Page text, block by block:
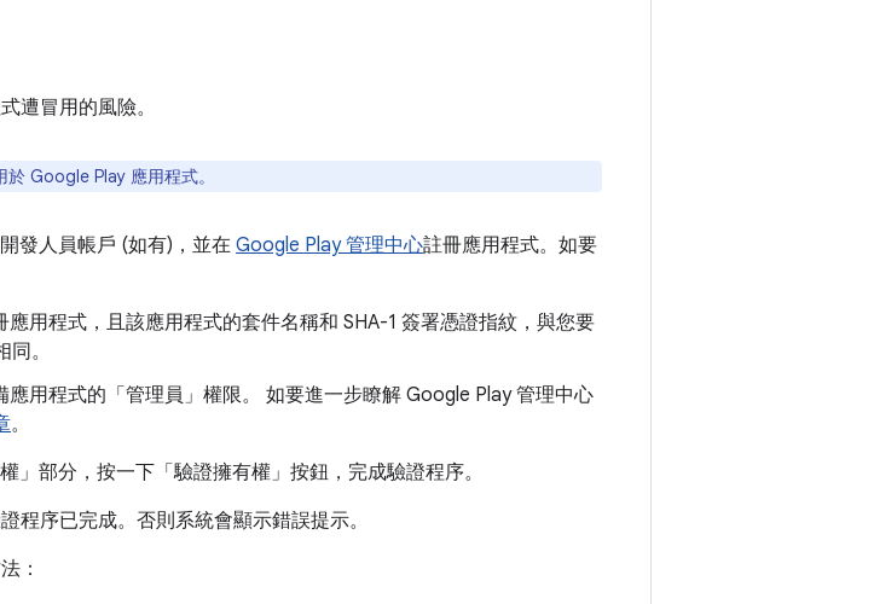
遭冒用的風險。
Google Play 應用程式。
發人員帳戶 (如有)，並在 Google Play 管理中心註冊應用程式。如要
用程式，且該應用程式的套件名稱和 SHA-1 簽署憑證指紋，與您要
。
用程式的「管理員」 權限。 如要進一步瞭解 Google Play 管理中心
。
」 部分，按一下「驗證擁有權」 按鈕，完成驗證程序。
程序已完成。否則系統會顯示錯誤提示。
：